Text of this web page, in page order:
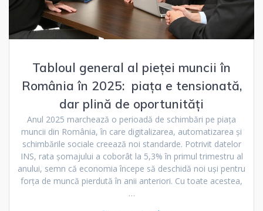
Tabloul general al pieței muncii în
România în 2025: piața e tensionată,
dar plină de oportunități
Anul 2025 marchează o perioadă de schimbări pe piața
muncii din România, în care digitalizarea, automatizarea și
schimbările sociale creează noi standarde. Potrivit datelor
INS, rata șomajului a coborât la 5,3% în primul trimestru al
anului, semn că economia începe să deschidă noi uși pentru
forța de muncă pierdută în anii anteriori. Cu toate acestea,
…